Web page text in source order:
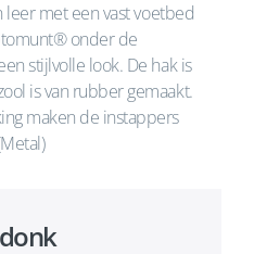
met een vast voetbed
onder de
stijlvolle look. De hak is
is van rubber gemaakt.
maken de instappers